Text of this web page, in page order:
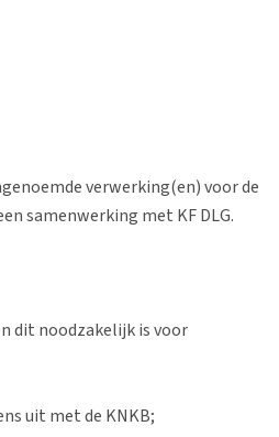
verwerking(en) voor de
samenwerking met KF DLG.
dit noodzakelijk is voor
uit met de KNKB;